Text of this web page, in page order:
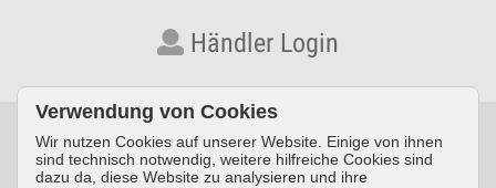
Händler Login
© KYNOS VERLAG Dr. Dieter Fleig GmbH · Konrad-Zuse-Straße
Verwendung von Cookies
Wir nutzen Cookies auf unserer Website. Einige von ihnen
sind technisch notwendig, weitere hilfreiche Cookies sind
dazu da, diese Website zu analysieren und ihre